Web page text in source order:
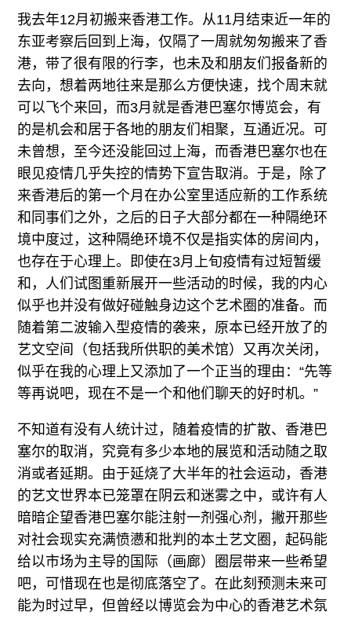
我去年12月初搬来香港工作。从11月结束近一年的
东亚考察后回到上海，仅隔了一周就匆匆搬来了香
港，带了很有限的行李，也未及和朋友们报备新的
去向，想着两地往来是那么方便快速，找个周末就
可以飞个来回，而3月就是香港巴塞尔博览会，有
的是机会和居于各地的朋友们相聚，互通近况。可
未曾想，至今还没能回过上海，而香港巴塞尔也在
眼见疫情几乎失控的情势下宣告取消。于是，除了
来香港后的第一个月在办公室里适应新的工作系统
和同事们之外，之后的日子大部分都在一种隔绝环
境中度过，这种隔绝环境不仅是指实体的房间内，
也存在于心理上。即使在3月上旬疫情有过短暂缓
和，人们试图重新展开一些活动的时候，我的内心
似乎也并没有做好碰触身边这个艺术圈的准备。而
随着第二波输入型疫情的袭来，原本已经开放了的
艺文空间（包括我所供职的美术馆）又再次关闭，
似乎在我的心理上又添加了一个正当的理由：“先等
等再说吧，现在不是一个和他们聊天的好时机。”
不知道有没有人统计过，随着疫情的扩散、香港巴
塞尔的取消，究竟有多少本地的展览和活动随之取
消或者延期。由于延烧了大半年的社会运动，香港
的艺文世界本已笼罩在阴云和迷雾之中，或许有人
暗暗企望香港巴塞尔能注射一剂强心剂，撇开那些
对社会现实充满愤懑和批判的本土艺文圈，起码能
给以市场为主导的国际（画廊）圈层带来一些希望
吧，可惜现在也是彻底落空了。在此刻预测未来可
能为时过早，但曾经以博览会为中心的香港艺术氛